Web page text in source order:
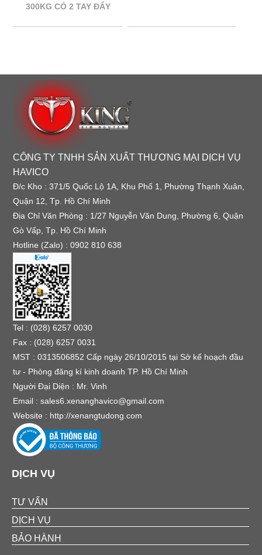
300KG CÓ 2 TAY ĐẨY
CÔNG TY TNHH SẢN XUẤT THƯƠNG MẠI DỊCH VỤ
HAVICO
Đ/c Kho : 371/5 Quốc Lộ 1A, Khu Phố 1, Phường Thạnh Xuân,
Quận 12, Tp. Hồ Chí Minh
Địa Chỉ Văn Phòng : 1/27 Nguyễn Văn Dung, Phường 6, Quận
Gò Vấp, Tp. Hồ Chí Minh
Hotline (Zalo) : 0902 810 638
Tel : (028) 6257 0030
Fax : (028) 6257 0031
MST : 0313506852 Cấp ngày 26/10/2015 tại Sở kế hoạch đầu
tư - Phòng đăng kí kinh doanh TP. Hồ Chí Minh
Người Đại Diện : Mr. Vinh
Email :sales6.xenanghavico@gmail.com
Website : http://xenangtudong.com
DỊCH VỤ
TƯ VẤN
DỊCH VỤ
BẢO HÀNH